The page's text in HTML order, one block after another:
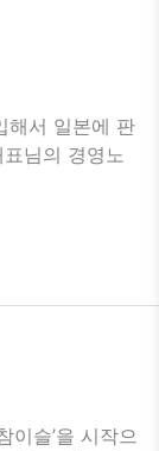
해서 일본에 판
님의 경영노
이슬’을 시작으